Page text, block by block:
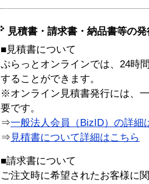
見積書・請求書・納品書等の
■見積書について
ぷらっとオンラインでは、24時
することができます。
※オンライン見積書発行には、
要です。
⇒一般法人会員（BizID）の詳細
⇒ 見積書について詳細はこちら
■請求書について
ご注文時に希望されたお客様に